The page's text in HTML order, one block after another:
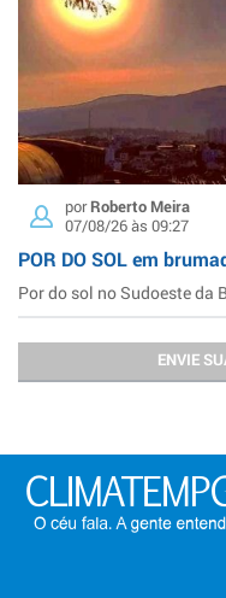
porRoberto Meira
07/08/26 às 09:27
POR DO SOL em
Por do sol no Sudoeste da
ENVIE